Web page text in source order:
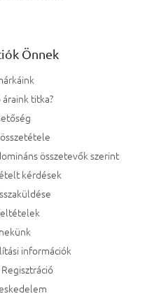
Önnek
titka?
összetevők szerint
kérdések
információk